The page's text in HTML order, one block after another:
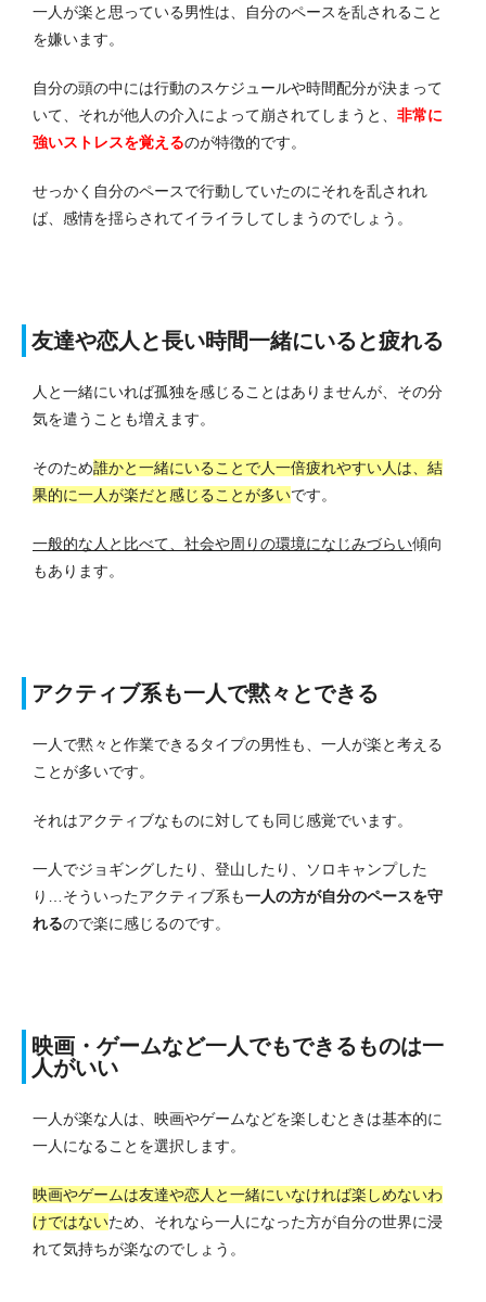
一人が楽と思っている男性は、自分のペースを乱されること
を嫌います。
自分の頭の中には行動のスケジュールや時間配分が決まって
いて、それが他人の介入によって崩されてしまうと、 非常に
強いストレスを覚えるのが特徴的です。
せっかく自分のペースで行動していたのにそれを乱されれ
ば、感情を揺らされてイライラしてしまうのでしょう。
友達や恋人と長い時間一緒にいると疲れる
人と一緒にいれば孤独を感じることはありませんが、その分
気を遣うことも増えます。
そのため誰かと一緒にいることで人一倍疲れやすい人は、結
果的に一人が楽だと感じることが多いです。
一般的な人と比べて、社会や周りの環境になじみづらい傾向
もあります。
アクティブ系も一人で黙々とできる
一人で黙々と作業できるタイプの男性も、一人が楽と考える
ことが多いです。
それはアクティブなものに対しても同じ感覚でいます。
一人でジョギングしたり、登山したり、ソロキャンプした
り…そういったアクティブ系も一人の方が自分のペースを守
れるので楽に感じるのです。
映画・ゲームなど一人でもできるものは一
人がいい
一人が楽な人は、映画やゲームなどを楽しむときは基本的に
一人になることを選択します。
映画やゲームは友達や恋人と一緒にいなければ楽しめないわ
けではないため、それなら一人になった方が自分の世界に浸
れて気持ちが楽なのでしょう。